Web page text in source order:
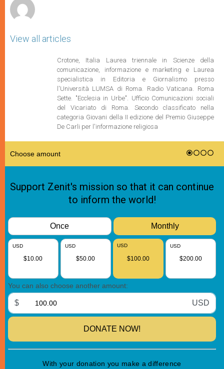
View all articles
Crotone, Italia Laurea triennale in Scienze della
comunicazione, informazione e marketing e Laurea
specialistica in Editoria e Giornalismo presso
l'Università LUMSA di Roma. Radio Vaticana. Roma
Sette. "Ecclesia in Urbe". Ufficio Comunicazioni sociali
del Vicariato di Roma. Secondo classificato nella
categoria Giovani della II edizione del Premio Giuseppe
De Carli per l'informazione religiosa